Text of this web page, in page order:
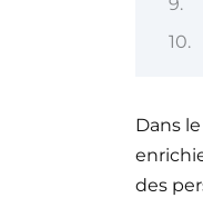
Dans
des